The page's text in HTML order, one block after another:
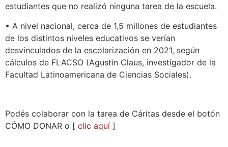
estudiantes que no realizó ninguna tarea de la escuela.
• A nivel nacional, cerca de 1,5 millones de estudiantes
de los distintos niveles educativos se verían
desvinculados de la escolarización en 2021, según
cálculos de FLACSO (Agustín Claus, investigador de la
Facultad Latinoamericana de Ciencias Sociales).
Podés colaborar con la tarea de Cáritas desde el botón
CÓMO DONAR o [ clic aquí ]